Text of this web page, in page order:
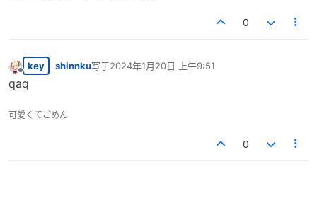
0
离线
key shinnku写于2024年1月20日 上午9:51
最后由 编辑
qaq
可愛くてごめん
0